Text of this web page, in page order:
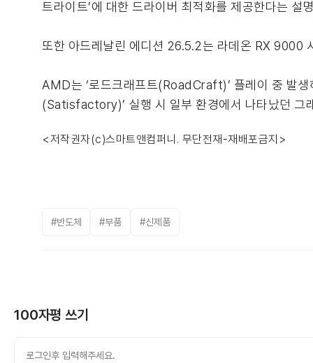
트라이트’에 대한 드라이버 최적화를 제공한다는 설
또한 아드레날린 에디션 26.5.2는 라데온 RX 9000
AMD는 ‘로드크래프트(RoadCraft)’ 플레이 중 발생
(Satisfactory)’ 실행 시 일부 환경에서 나타났던
<저작권자(c)스마트앤컴퍼니. 무단전재-재배포금지>
#반도체 #부품 #신제품
100자평 쓰기